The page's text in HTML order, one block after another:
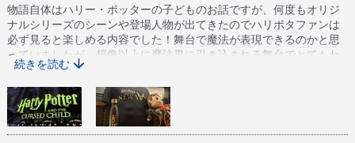
物語自体はハリー・ポッターの子どものお話ですが、何度もオリジ
ナルシリーズのシーンや登場人物が出てきたのでハリポタファンは
必ず見ると楽しめる内容でした！舞台で魔法が表現できるのかと思
っていましたが、想像以上に魔法界に引き込まれる舞台でとてもわ
かりやすかったです！また、劇場にはニューヨーク劇場限定のオリ
ジナルグッズが販売されていました！おすすめです！
続きを読む